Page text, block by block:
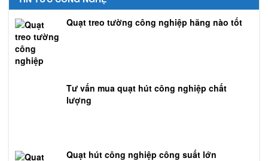
Quạt treo tường công nghiệp hãng nào tốt
Tư vấn mua quạt hút công nghiệp chất
lượng
Quạt hút công nghiệp công suất lớn